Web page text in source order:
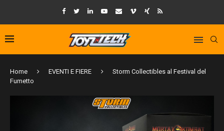
Home EVENTI E FIERE
Storm Collectibles al Festival del
Fumetto